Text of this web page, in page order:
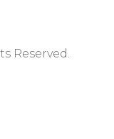
Reserved.